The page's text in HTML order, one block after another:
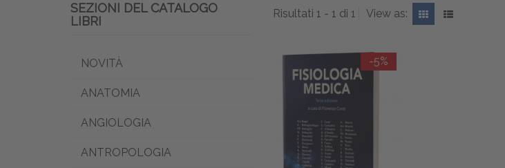
Risultati 1 - 1 di 1 View as:
-5%
SEZIONI DEL CATALOGO
LIBRI
NOVITÀ
ANATOMIA
ANGIOLOGIA
ANTROPOLOGIA